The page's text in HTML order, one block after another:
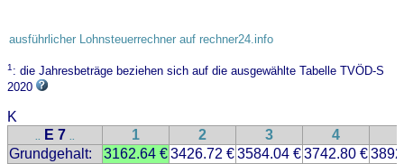
ausführlicher Lohnsteuerrechner auf rechner24.info
1: die Jahresbeträge beziehen sich auf die ausgewählte Tabelle TVÖD-S
2020
K
.. E 7 .. 1 2 3 4
Grundgehalt:
3162.64 €3426.72 €3584.04 €3742.80 €